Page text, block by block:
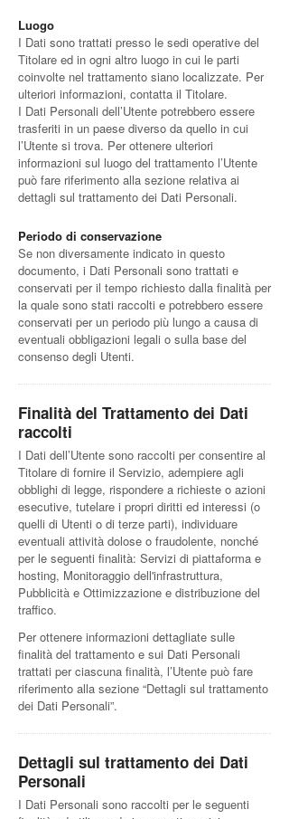
Luogo
I Dati sono trattati presso le sedi operative del
Titolare ed in ogni altro luogo in cui le parti
coinvolte nel trattamento siano localizzate. Per
ulteriori informazioni, contatta il Titolare.
I Dati Personali dell’Utente potrebbero essere
trasferiti in un paese diverso da quello in cui
l’Utente si trova. Per ottenere ulteriori
informazioni sul luogo del trattamento l’Utente
può fare riferimento alla sezione relativa ai
dettagli sul trattamento dei Dati Personali.
Periodo di conservazione
Se non diversamente indicato in questo
documento, i Dati Personali sono trattati e
conservati per il tempo richiesto dalla finalità per
la quale sono stati raccolti e potrebbero essere
conservati per un periodo più lungo a causa di
eventuali obbligazioni legali o sulla base del
consenso degli Utenti.
Finalità del Trattamento dei Dati
raccolti
I Dati dell’Utente sono raccolti per consentire al
Titolare di fornire il Servizio, adempiere agli
obblighi di legge, rispondere a richieste o azioni
esecutive, tutelare i propri diritti ed interessi (o
quelli di Utenti o di terze parti), individuare
eventuali attività dolose o fraudolente, nonché
per le seguenti finalità: Servizi di piattaforma e
hosting, Monitoraggio dell'infrastruttura,
Pubblicità e Ottimizzazione e distribuzione del
traffico.
Per ottenere informazioni dettagliate sulle
finalità del trattamento e sui Dati Personali
trattati per ciascuna finalità, l’Utente può fare
riferimento alla sezione “Dettagli sul trattamento
dei Dati Personali”.
Dettagli sul trattamento dei Dati
Personali
I Dati Personali sono raccolti per le seguenti